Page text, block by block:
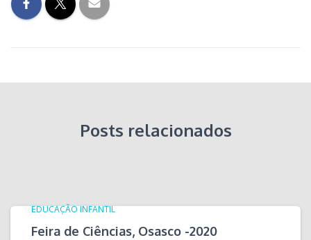
Posts relacionados
EDUCAÇÃO INFANTIL
Feira de Ciências, Osasco -2020